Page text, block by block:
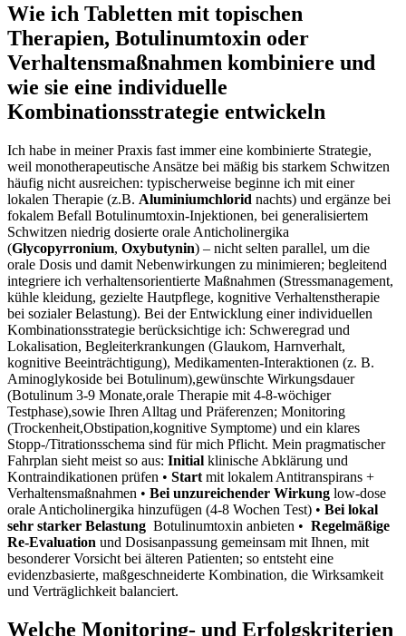
Wie ich Tabletten mit topischen
Therapien, Botulinumtoxin oder
Verhaltensmaßnahmen kombiniere und
wie⁣ sie eine ‌individuelle
Kombinationsstrategie ⁣entwickeln
Ich habe in meiner Praxis fast immer eine kombinierte Strategie,⁤
weil ⁣mono­therapeutische Ansätze bei mäßig bis starkem Schwitzen
häufig nicht ausreichen: ​typischerweise beginne ich‌ mit einer
lokalen Therapie (z.B. Aluminiumchlorid ‌nachts) ⁢und ergänze bei‌
fokalem‍ Befall Botulinumtoxin‑Injektionen,⁤ bei generalisiertem
Schwitzen niedrig dosierte orale Anticholinergika
(Glycopyrronium, Oxybutynin)⁤ – nicht selten parallel, um ⁤die
orale Dosis und damit Nebenwirkungen zu minimieren; begleitend
integriere ich verhaltensorientierte Maßnahmen⁢ (Stressmanagement,
kühle⁢ kleidung,‌ gezielte Hautpflege, kognitive Verhaltenstherapie
bei sozialer⁢ Belastung). Bei der ⁤Entwicklung⁢ einer individuellen
Kombinationsstrategie berücksichtige ich: Schweregrad und
Lokalisation, Begleiterkrankungen (Glaukom, Harnverhalt,
kognitive Beeinträchtigung), Medikamenten‑Interaktionen (z. B.
Aminoglykoside bei Botulinum),gewünschte Wirkungsdauer
(Botulinum 3-9 Monate,orale Therapie mit 4-8‑wöchiger
Testphase),sowie⁣ Ihren Alltag und Präferenzen; Monitoring
(Trockenheit,Obstipation,kognitive Symptome) ‍und ein ​klares
Stopp‑/Titrationsschema ⁢sind für ‍mich Pflicht. Mein pragmatischer
Fahrplan sieht meist so aus: Initial ‍klinische Abklärung und
Kontraindikationen prüfen ​• Start mit lokalem Antitranspirans +⁢
Verhaltensmaßnahmen • Bei unzureichender Wirkung low‑dose
orale Anticholinergika hinzufügen (4-8 Wochen Test) • Bei lokal
⁤sehr starker ⁢Belastung ⁢ Botulinumtoxin anbieten • ‍ Regelmäßige
Re‑Evaluation und Dosisanpassung gemeinsam⁤ mit Ihnen,⁤ mit
besonderer Vorsicht bei älteren Patienten; so ‌entsteht eine
evidenzbasierte, maßgeschneiderte Kombination,​ die ‍Wirksamkeit
und⁢ Verträglichkeit ⁣balanciert.
Welche Monitoring- und Erfolgskriterien